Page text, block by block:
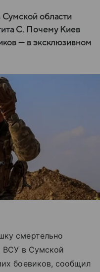
области
С. Почему Киев
— в эксклюзивном
смертельно
ВСУ в Сумской
боевиков, сообщил